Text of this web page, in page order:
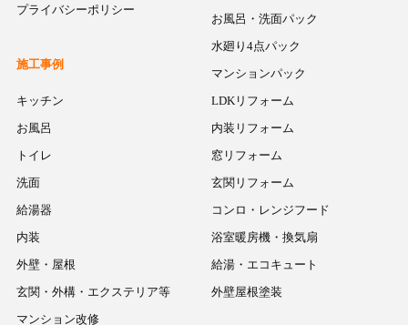
プライバシーポリシー
お風呂・洗面パック
水廻り4点パック
マンションパック
LDKリフォーム
内装リフォーム
窓リフォーム
玄関リフォーム
コンロ・レンジフード
浴室暖房機・換気扇
給湯・エコキュート
外壁屋根塗装
施工事例
キッチン
お風呂
トイレ
洗面
給湯器
内装
外壁・屋根
玄関・外構・エクステリア等
マンション改修